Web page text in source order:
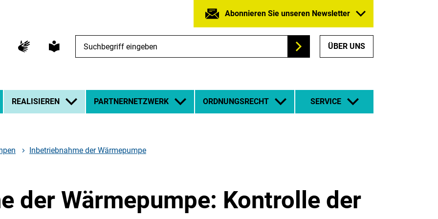
Abonnieren Sie unseren Newsletter
eingeben
Suchen
ÜBER UNS
REALISIEREN PARTNERNETZWERK ORDNUNGSRECHT SERVICE
Inbetriebnahme der Wärmepumpe
der Wärmepumpe: Kontrolle der